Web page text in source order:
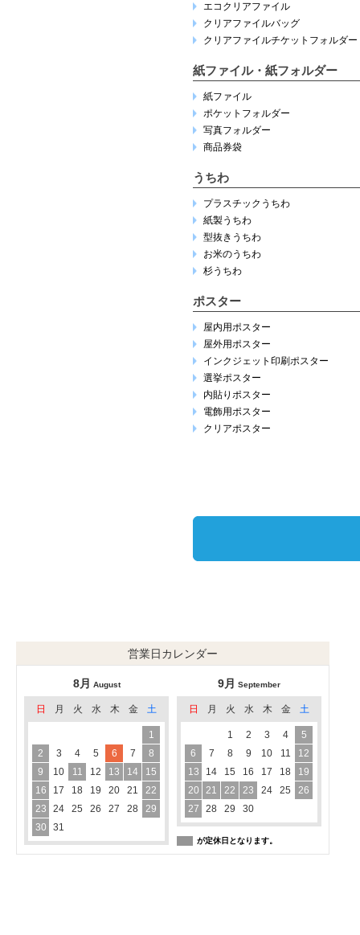
エコクリアファイル
クリアファイルバッグ
クリアファイルチケットフォルダー
紙ファイル・紙フォルダー
紙ファイル
ポケットフォルダー
写真フォルダー
商品券袋
うちわ
プラスチックうちわ
紙製うちわ
型抜きうちわ
お米のうちわ
杉うちわ
ポスター
屋内用ポスター
屋外用ポスター
インクジェット印刷ポスター
選挙ポスター
内貼りポスター
電飾用ポスター
クリアポスター
営業日カレンダー
8月 August
日 月 火 水 木 金 土
1
2
3 4 5 6 7
8
9
10 11 12 13 14
15
16
17 18 19 20 21
22
23
24 25 26 27 28
29
30
31
9月 September
日 月 火 水 木 金 土
1 2 3 4
5
6
7 8 9 10 11
12
13
14 15 16 17 18
19
20
21 22 23 24 25
26
27
28 29 30
が定休日となります。